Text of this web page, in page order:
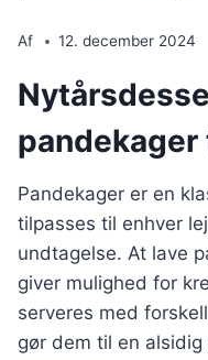
Af 12. december 2024
Pandekager er en
tilpasses til enhver
undtagelse. At lave
giver mulighed for
serveres med
gør dem til en